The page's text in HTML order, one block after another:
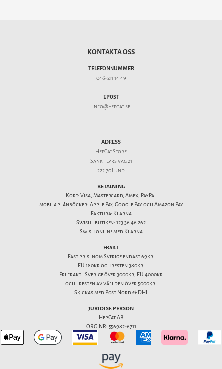
KONTAKTA OSS
TELEFONNUMMER
046-211 14 49
EPOST
info@hepcat.se
ADRESS
HepCat Store
Sankt Lars väg 21
222 70 Lund
BETALNING
Kort: Visa, Mastercard, Amex, PayPal
mobila plånböcker: Apple Pay, Google Pay och Amazon Pay
Faktura: Klarna
Swish i butiken: 123 36 46 262
Swish online med Klarna
FRAKT
Fast pris inom Sverige endast 69kr.
EU 180kr och resten 380kr.
Fri frakt i Sverige över 3000kr, EU 4000kr
och i resten av världen över 5000kr.
Skickas med Post Nord & DHL
JURIDISK PERSON
HepCat AB
ORG.NR: 556982-6711